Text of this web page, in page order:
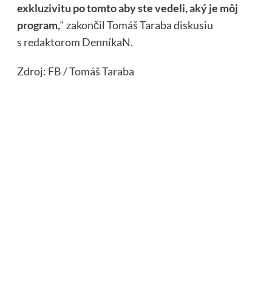
exkluzivitu po tomto aby ste vedeli, aký je môj
program,“ zakončil Tomáš Taraba diskusiu
s redaktorom DenníkaN.
Zdroj: FB / Tomáš Taraba